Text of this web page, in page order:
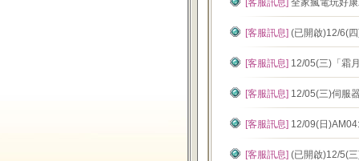
[客服訊息] 全家瘋電玩好
[客服訊息] (已開啟)12/6(
[客服訊息] 12/05(三)「霜
[客服訊息] 12/05(三)伺服
[客服訊息] 12/09(日
[客服訊息] (已開啟)12/5(